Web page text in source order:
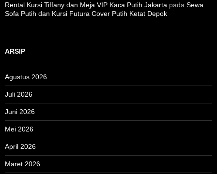
Rental Kursi Tiffany dan Meja VIP Kaca Putih Jakarta pada Sewa
Sofa Putih dan Kursi Futura Cover Putih Ketat Depok
ARSIP
Agustus 2026
Juli 2026
Juni 2026
Mei 2026
April 2026
Maret 2026